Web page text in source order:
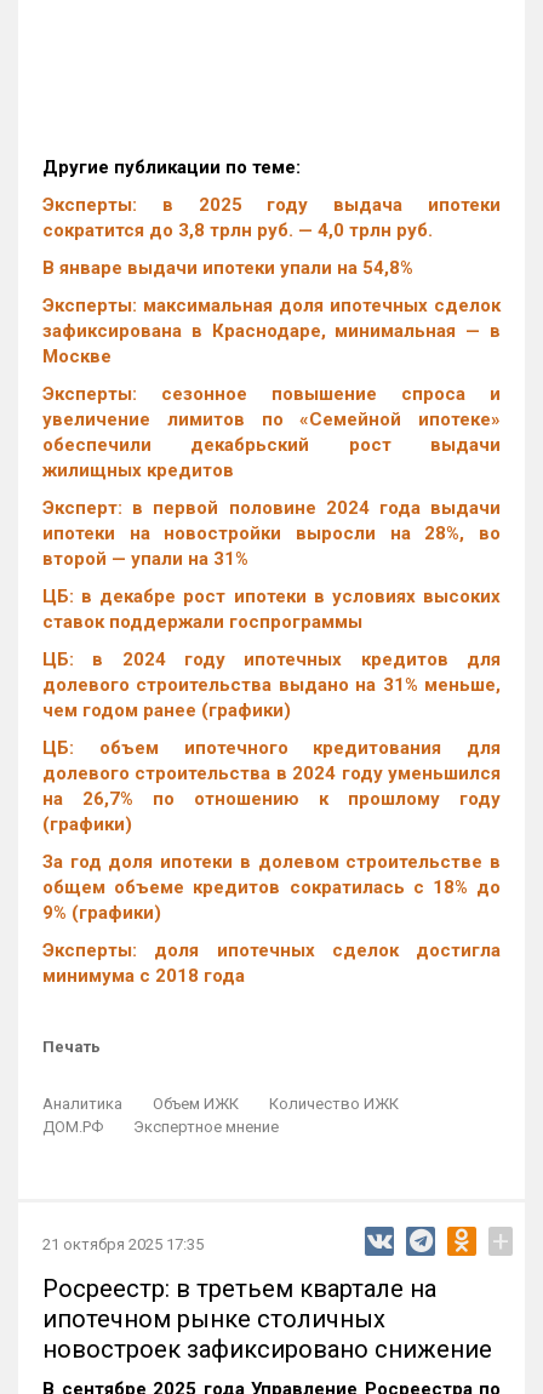
Другие публикации по теме:
Эксперты: в 2025 году выдача ипотеки
сократится до 3,8 трлн руб. — 4,0 трлн руб.
В январе выдачи ипотеки упали на 54,8%
Эксперты: максимальная доля ипотечных сделок
зафиксирована в Краснодаре, минимальная — в
Москве
Эксперты: сезонное повышение спроса и
увеличение лимитов по «Семейной ипотеке»
обеспечили декабрьский рост выдачи
жилищных кредитов
Эксперт: в первой половине 2024 года выдачи
ипотеки на новостройки выросли на 28%, во
второй — упали на 31%
ЦБ: в декабре рост ипотеки в условиях высоких
ставок поддержали госпрограммы
ЦБ: в 2024 году ипотечных кредитов для
долевого строительства выдано на 31% меньше,
чем годом ранее (графики)
ЦБ: объем ипотечного кредитования для
долевого строительства в 2024 году уменьшился
на 26,7% по отношению к прошлому году
(графики)
За год доля ипотеки в долевом строительстве в
общем объеме кредитов сократилась с 18% до
9% (графики)
Эксперты: доля ипотечных сделок достигла
минимума с 2018 года
Печать
Аналитика Объем ИЖК
Количество ИЖК
ДОМ.РФ
Экспертное мнение
21 октября 2025 17:35 +
Росреестр: в третьем квартале на
ипотечном рынке столичных
новостроек зафиксировано снижение
В сентябре 2025 года Управление Росреестра по